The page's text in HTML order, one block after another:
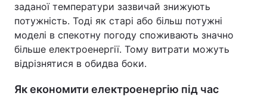
заданої температури зазвичай знижують
потужність. Тоді як старі або більш потужні
моделі в спекотну погоду споживають значно
більше електроенергії. Тому витрати можуть
відрізнятися в обидва боки.
Як економити електроенергію під час